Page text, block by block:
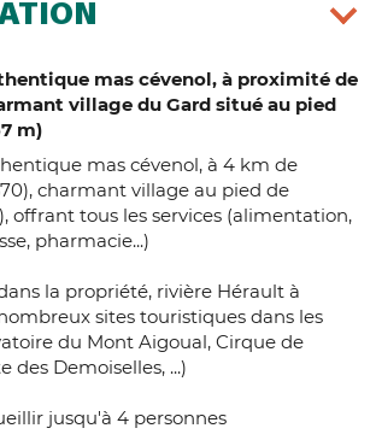
mas cévenol, à proximité de
village du Gard situé au pied
m)
mas cévenol, à 4 km de
charmant village au pied de
offrant tous les services (alimentation,
pharmacie...)
la propriété, rivière Hérault à
sites touristiques dans les
du Mont Aigoual, Cirque de
des Demoiselles, ...)
jusqu'à 4 personnes